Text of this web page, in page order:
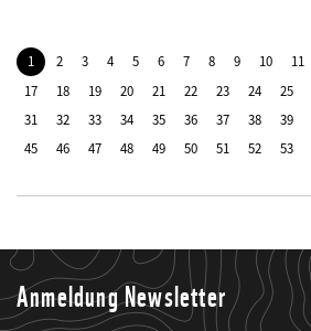
1 2 3 4 5 6 7 8 9 10 11
17
18 19 20 21 22 23 24 25
31
32 33 34 35 36 37 38 39
45
46 47 48 49 50 51 52 53
Anmeldung Newsletter